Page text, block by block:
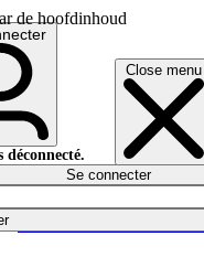
de hoofdinhoud
Close menu
déconnecté.
Se connecter